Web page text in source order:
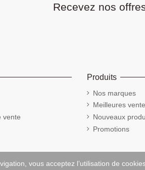
Recevez nos
vente
Produits
Nos marques
Meilleures
Nouveaux
Promotions
vous acceptez l’utilisation de